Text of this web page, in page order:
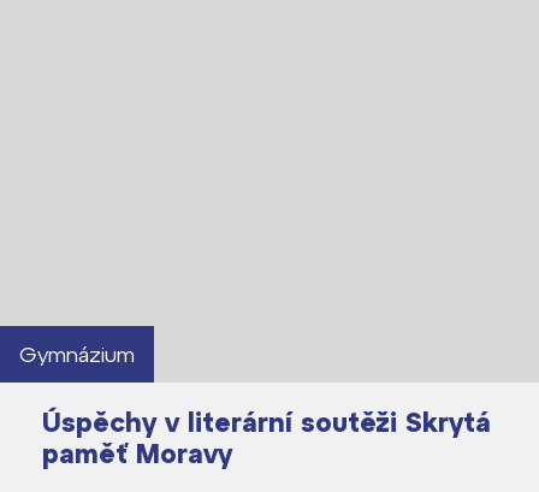
Gymnázium
Úspěchy v literární soutěži Skrytá
paměť Moravy